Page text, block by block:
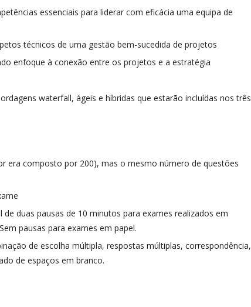
essenciais para liderar com eficácia uma equipa de
técnicos de uma gestão bem-sucedida de projetos
enfoque à conexão entre os projetos e a estratégia
waterfall, ágeis e híbridas que estarão incluídas nos três
era composto por 200), mas o mesmo número de questões
duas pausas de 10 minutos para exames realizados em
pausas para exames em papel.
de escolha múltipla, respostas múltiplas, correspondência,
de espaços em branco.